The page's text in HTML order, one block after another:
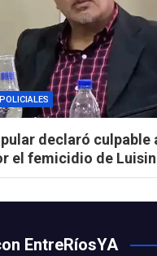
POLICIALES
declaró culpable
el femicidio de
EntreRíosYA